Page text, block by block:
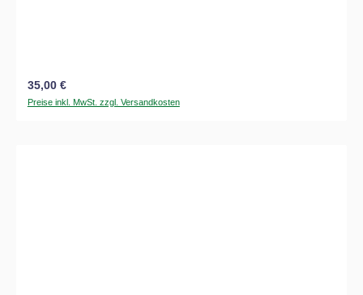
Regulärer Preis:
35,00 €
Preise inkl. MwSt. zzgl. Versandkosten